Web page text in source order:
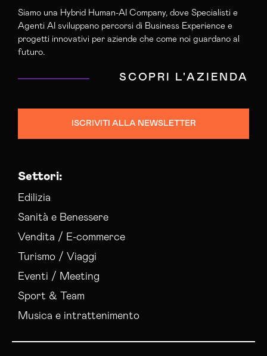
Siamo una Hybrid Human-AI Company, dove Specialisti e
Agenti AI sviluppano percorsi di Business Experience e
progetti innovativi per aziende che come noi guardano al
futuro.
SCOPRI L'AZIENDA
ISCRIVITI ALLA NEWSLETTER
Settori:
Edilizia
Sanità e Benessere
Vendita / E-commerce
Turismo / Viaggi
Eventi / Meeting
Sport & Team
Musica e intrattenimento